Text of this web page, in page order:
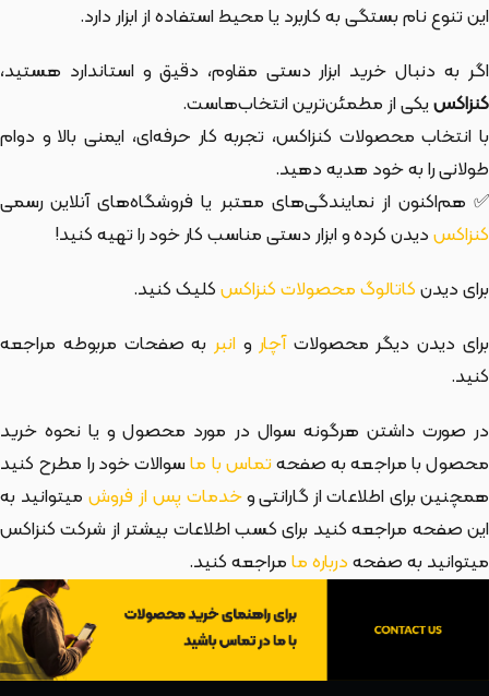
این تنوع نام بستگی به کاربرد یا محیط استفاده از ابزار دارد.
اگر به دنبال خرید ابزار دستی مقاوم، دقیق و استاندارد هستید،
کنزاکسیکی از مطمئن‌ترین انتخاب‌هاست.
با انتخاب محصولات کنزاکس، تجربه کار حرفه‌ای، ایمنی بالا و دوام
طولانی را به خود هدیه دهید.
✅ هم‌اکنون از نمایندگی‌های معتبر یا فروشگاه‌های آنلاین رسمی
کنزاکسدیدن کرده و ابزار دستی مناسب کار خود را تهیه کنید!
برای دیدنکاتالوگ محصولات کنزاکسکلیک کنید.
برای دیدن دیگر محصولاتآچار و انبربه صفحات مربوطه مراجعه
کنید.
در صورت داشتن هرگونه سوال در مورد محصول و یا نحوه خرید
محصول با مراجعه به صفحهتماس با ماسوالات خود را مطرح کنید
همچنین برای اطلاعات از گارانتی وخدمات پس از فروش میتوانید به
این صفحه مراجعه کنید برای کسب اطلاعات بیشتر از شرکت کنزاکس
میتوانید به صفحهدرباره مامراجعه کنید.